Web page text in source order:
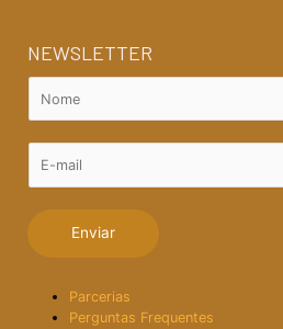
NEWSLETTER
e
*
Enviar
Parcerias
Perguntas Frequentes